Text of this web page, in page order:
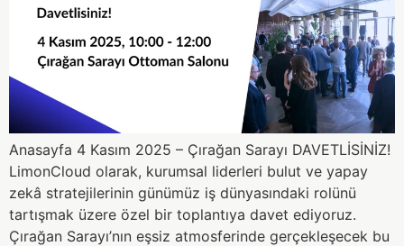
Anasayfa 4 Kasım 2025 – Çırağan Sarayı DAVETLİSİNİZ!
LimonCloud olarak, kurumsal liderleri bulut ve yapay
zekâ stratejilerinin günümüz iş dünyasındaki rolünü
tartışmak üzere özel bir toplantıya davet ediyoruz.
Çırağan Sarayı’nın eşsiz atmosferinde gerçekleşecek bu